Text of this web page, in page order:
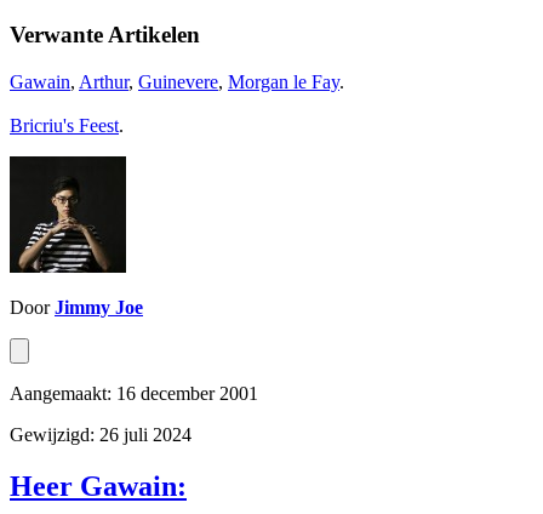
Verwante Artikelen
Gawain, Arthur, Guinevere, Morgan le Fay.
Bricriu's Feest.
DoorJimmy Joe
Aangemaakt: 16 december 2001
Gewijzigd: 26 juli 2024
Heer Gawain: